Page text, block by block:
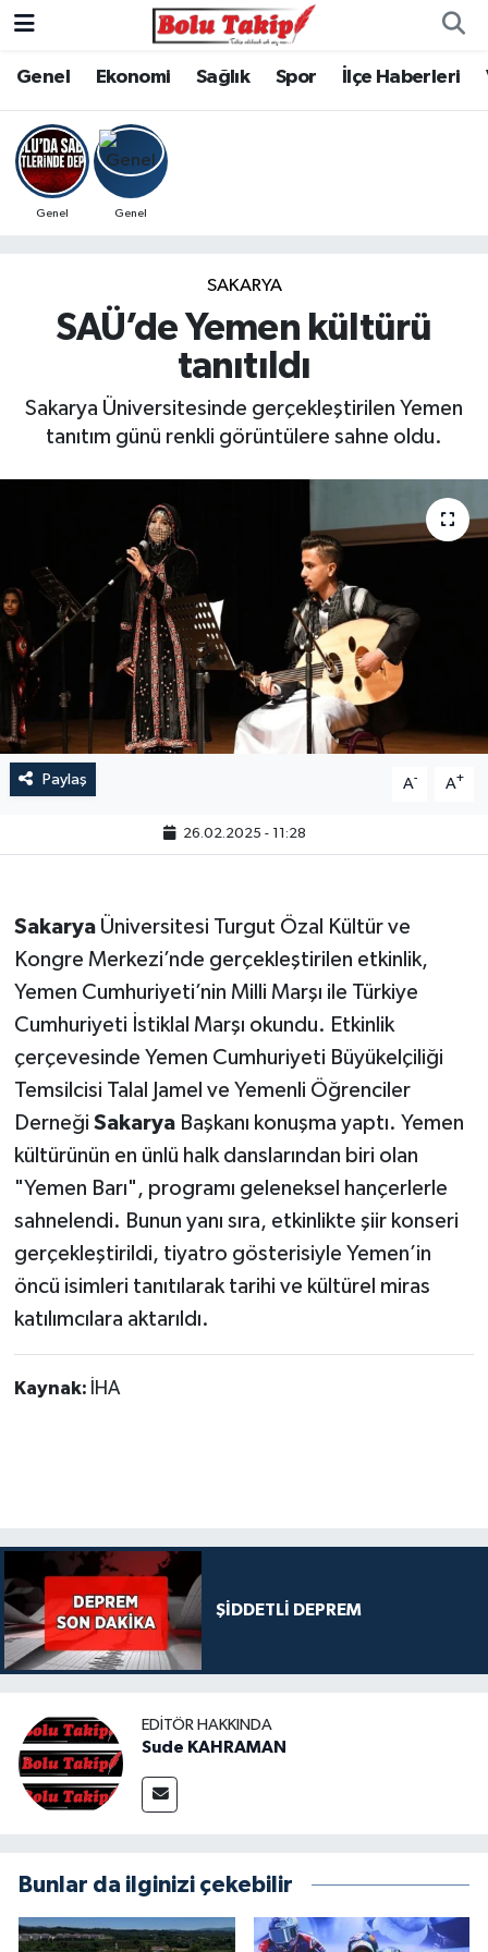
Genel Ekonomi Sağlık Spor İlçe Haberleri
Genel Genel
SAKARYA
SAÜ’de Yemen kültürü
tanıtıldı
Sakarya Üniversitesinde gerçekleştirilen Yemen
tanıtım günü renkli görüntülere sahne oldu.
Paylaş A- A+
26.02.2025 - 11:28
SakaryaÜniversitesi Turgut Özal Kültür ve
Kongre Merkezi’nde gerçekleştirilen etkinlik,
Yemen Cumhuriyeti’nin Milli Marşı ile Türkiye
Cumhuriyeti İstiklal Marşı okundu. Etkinlik
çerçevesinde Yemen Cumhuriyeti Büyükelçiliği
Temsilcisi Talal Jamel ve Yemenli Öğrenciler
Derneği SakaryaBaşkanı konuşma yaptı. Yemen
kültürünün en ünlü halk danslarından biri olan
"Yemen Barı", programı geleneksel hançerlerle
sahnelendi. Bunun yanı sıra, etkinlikte şiir konseri
gerçekleştirildi, tiyatro gösterisiyle Yemen’in
öncü isimleri tanıtılarak tarihi ve kültürel miras
katılımcılara aktarıldı.
Kaynak: İHA
ŞİDDETLİ DEPREM
EDITÖR HAKKINDA
Sude KAHRAMAN
Bunlar da ilginizi çekebilir